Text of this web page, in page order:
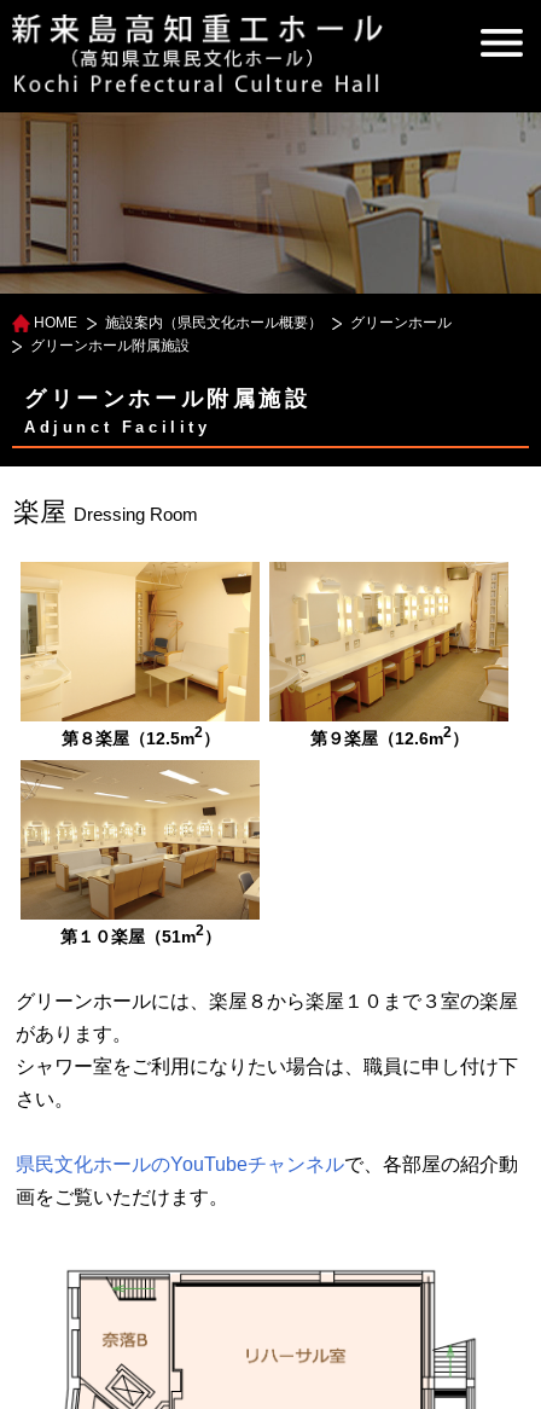
HOME 施設案内（県民文化ホール概要）
グリーンホール
グリーンホール附属施設
グリーンホール附属施設
Adjunct Facility
楽屋 Dressing Room
第８楽屋（12.5m2） 第９楽屋（12.6m2）
第１０楽屋（51m2）
グリーンホールには、楽屋８から楽屋１０まで３室の楽屋
があります。
シャワー室をご利用になりたい場合は、職員に申し付け下
さい。
県民文化ホールのYouTubeチャンネルで、各部屋の紹介動
画をご覧いただけます。